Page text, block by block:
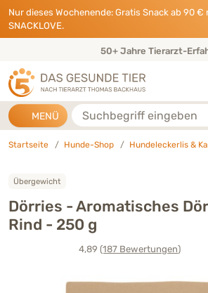
Direkt zu:
INHALT
HAUPTMENÜ
FOOTER
Nur dieses Wochenende: Gratis Snack ab 90 €
SNACKLOVE.
50+ Jahre Tierarzt-
MENÜ Suche
Startseite Hunde-Shop Hundeleckerlis &
Übergewicht
Dörries - Aromatisches
Rind - 250 g
4,89(187 Bewertungen)